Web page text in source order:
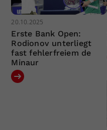
20.10.2025
Erste Bank Open:
Rodionov unterliegt
fast fehlerfreiem de
Minaur